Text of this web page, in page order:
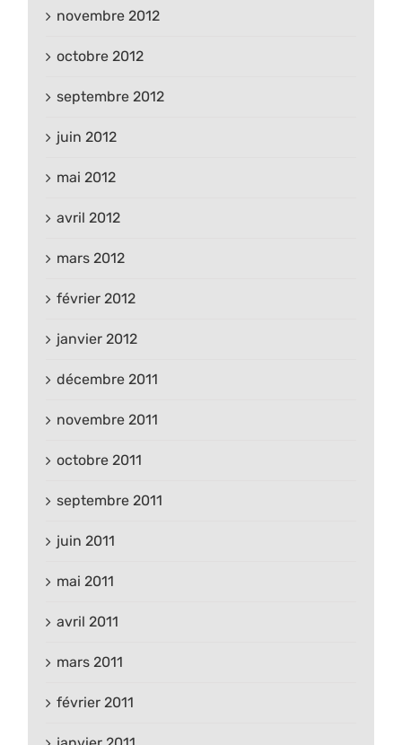
novembre 2012
octobre 2012
septembre 2012
juin 2012
mai 2012
avril 2012
mars 2012
février 2012
janvier 2012
décembre 2011
novembre 2011
octobre 2011
septembre 2011
juin 2011
mai 2011
avril 2011
mars 2011
février 2011